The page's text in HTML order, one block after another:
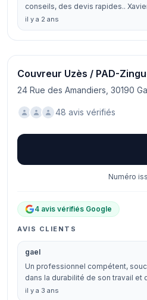
conseils, des devis rapides..
il y a 2 ans
Couvreur Uzès / PAD-
24 Rue des Amandiers, 30190
48 avis vérifiés
Numéro
4 avis vérifiés Google
AVIS CLIENTS
gael
Un professionnel compétent,
dans la durabilité de son travail et
il y a 3 ans